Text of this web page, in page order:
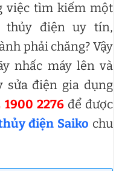
việc tìm kiếm một
thủy điện uy tín,
phải chăng? Vậy
nhấc máy lên và
sửa điện gia dụng
1900 2276 để được
điện Saiko chu